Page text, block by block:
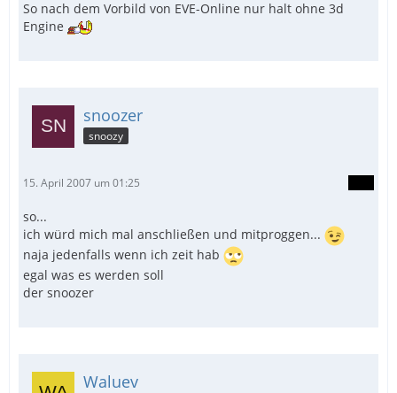
So nach dem Vorbild von EVE-Online nur halt ohne 3d
Engine
snoozer
snoozy
15. April 2007 um 01:25
so...
ich würd mich mal anschließen und mitproggen...
naja jedenfalls wenn ich zeit hab
egal was es werden soll
der snoozer
Waluev